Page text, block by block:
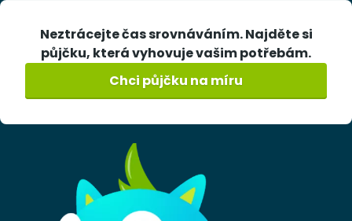
Neztrácejte čas srovnáváním. Najděte si
půjčku, která vyhovuje vašim potřebám.
Chci půjčku na míru